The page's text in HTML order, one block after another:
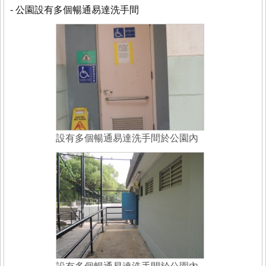
- 公園設有多個暢通易達洗手間
設有多個暢通易達洗手間於公園內